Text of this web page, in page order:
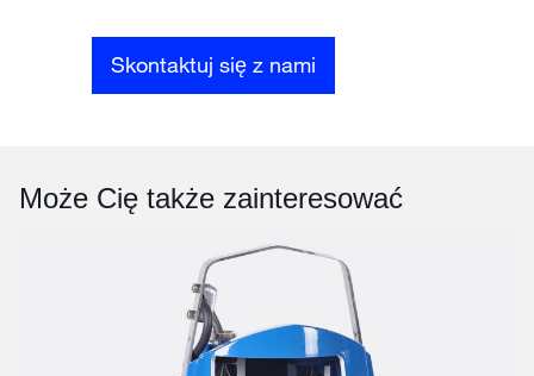
Skontaktuj się z nami
Może Cię także zainteresować